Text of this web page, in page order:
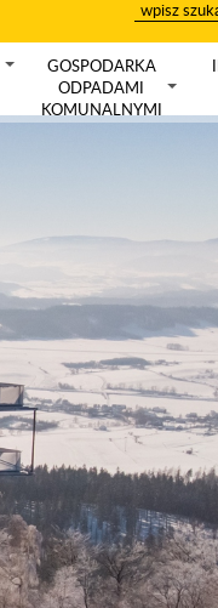
wpisz
szukany
tekst
GOSPODARKA
ODPADAMI
KOMUNALNYMI